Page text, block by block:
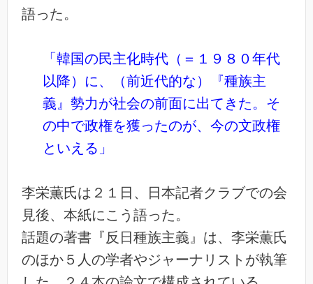
語った。
「韓国の民主化時代（＝１９８０年代
以降）に、（前近代的な）『種族主
義』勢力が社会の前面に出てきた。そ
の中で政権を獲ったのが、今の文政権
といえる」
李栄薫氏は２１日、日本記者クラブでの会
見後、本紙にこう語った。
話題の著書『反日種族主義』は、李栄薫氏
のほか５人の学者やジャーナリストが執筆